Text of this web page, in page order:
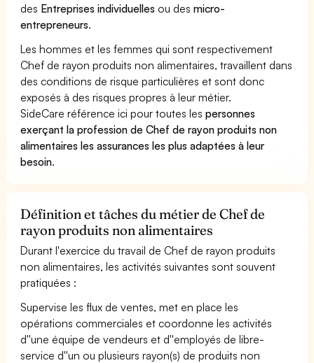
des Entreprises individuelles ou desmicro-
entrepreneurs.
Les hommes et les femmes qui sont respectivement
Chef de rayon produits non alimentaires, travaillent dans
des conditions de risque particulières et sont donc
exposés à des risques propres à leur métier.
SideCare référence ici pour toutes lespersonnes
exerçant la profession de Chef de rayon produits non
alimentaires les assurances les plus adaptées à leur
besoin.
Définition et tâches du métier de Chef de
rayon produits non alimentaires
Durant l'exercice du travail de Chef de rayon produits
non alimentaires, les activités suivantes sont souvent
pratiquées :
Supervise les flux de ventes, met en place les
opérations commerciales et coordonne les activités
d''une équipe de vendeurs et d''employés de libre-
service d''un ou plusieurs rayon(s) de produits non